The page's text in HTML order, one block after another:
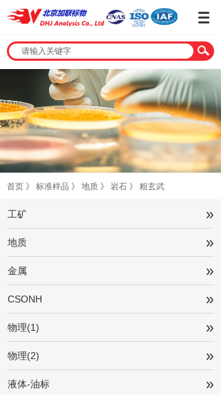
首页 》 标准样品 》 地质 》 岩石 》 粗玄武
工矿 »
地质 »
金属 »
CSONH »
物理(1) »
物理(2) »
液体-油标 »